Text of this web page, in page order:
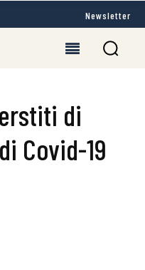
Newsletter
di
Covid-19